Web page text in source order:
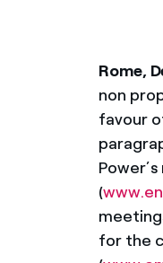
Rome,
non
favour
(
for the